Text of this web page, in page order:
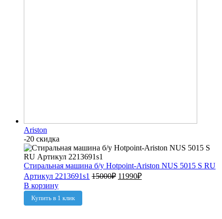
Ariston
-20 скидка
Стиральная машина б/у Hotpoint-Ariston NUS 5015 S RU
Артикул 2213691s1 15000₽ 11990₽
В корзину
Купить в 1 клик